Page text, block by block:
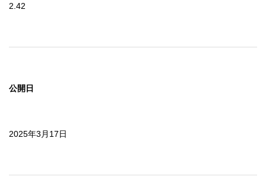
2.42
公開日
2025年3月17日